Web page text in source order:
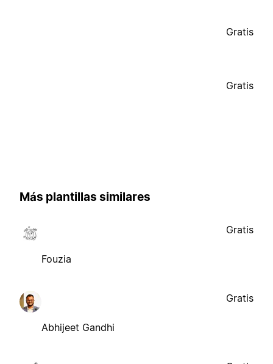
Gratis
Gratis
Más plantillas similares
Fouzia
Gratis
Abhijeet Gandhi
Gratis